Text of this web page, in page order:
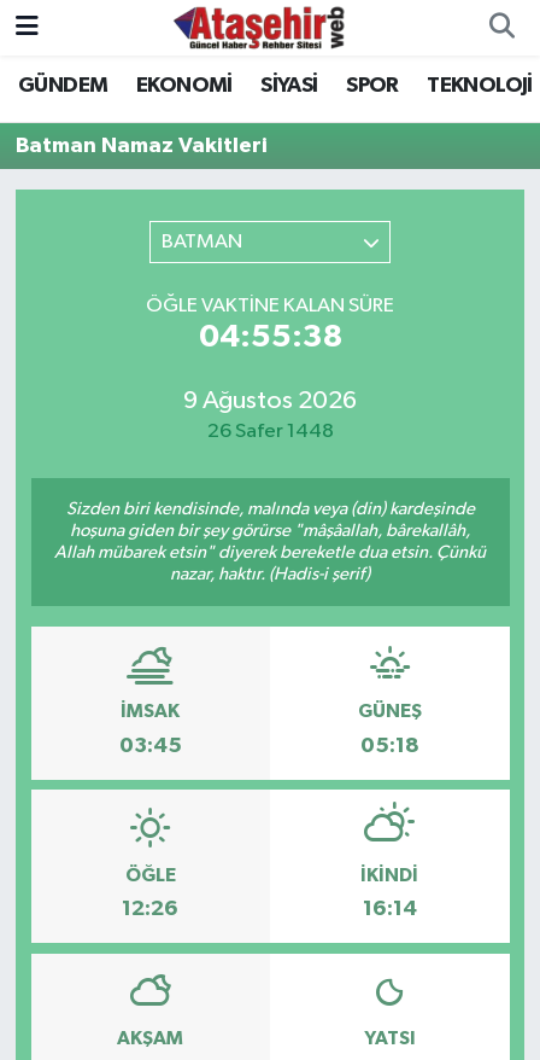
GÜNDEM EKONOMİ SİYASİ SPOR TEKNOLOJİ
Batman Namaz Vakitleri
BATMAN
ÖĞLE VAKTINE KALAN SÜRE
04:55:38
9 Ağustos 2026
26 Safer 1448
Sizden biri kendisinde, malında veya (din) kardeşinde
hoşuna giden bir şey görürse "mâşâallah, bârekallâh,
Allah mübarek etsin" diyerek bereketle dua etsin. Çünkü
nazar, haktır. (Hadis-i şerif)
İMSAK
03:45
GÜNEŞ
05:18
ÖĞLE
12:26
İKINDI
16:14
AKŞAM YATSI
Hava Durumu
Trafik Durumu
Son Dakika Haberleri